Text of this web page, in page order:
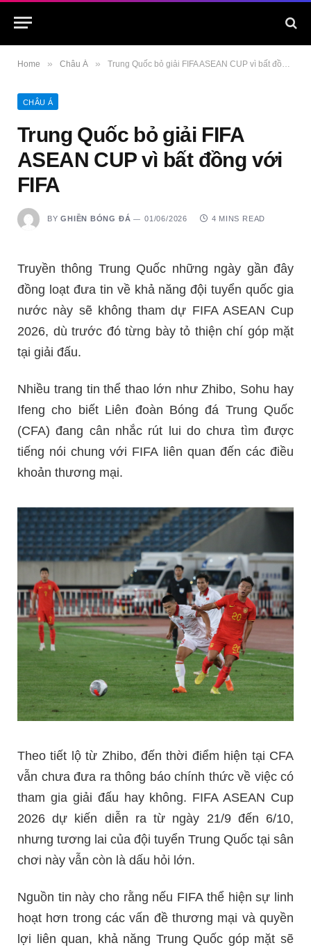
Home » Châu Á » Trung Quốc bỏ giải FIFA ASEAN CUP vì bất đồng với FIFA
CHÂU Á
Trung Quốc bỏ giải FIFA
ASEAN CUP vì bất đồng với
FIFA
BY GHIỀN BÓNG ĐÁ 01/06/2026 4 MINS READ
Truyền thông Trung Quốc những ngày gần đây
đồng loạt đưa tin về khả năng đội tuyển quốc gia
nước này sẽ không tham dự FIFA ASEAN Cup
2026, dù trước đó từng bày tỏ thiện chí góp mặt
tại giải đấu.
Nhiều trang tin thể thao lớn như Zhibo, Sohu hay
Ifeng cho biết Liên đoàn Bóng đá Trung Quốc
(CFA) đang cân nhắc rút lui do chưa tìm được
tiếng nói chung với FIFA liên quan đến các điều
khoản thương mại.
Theo tiết lộ từ Zhibo, đến thời điểm hiện tại CFA
vẫn chưa đưa ra thông báo chính thức về việc có
tham gia giải đấu hay không. FIFA ASEAN Cup
2026 dự kiến diễn ra từ ngày 21/9 đến 6/10,
nhưng tương lai của đội tuyển Trung Quốc tại sân
chơi này vẫn còn là dấu hỏi lớn.
Nguồn tin này cho rằng nếu FIFA thể hiện sự linh
hoạt hơn trong các vấn đề thương mại và quyền
lợi liên quan, khả năng Trung Quốc góp mặt sẽ